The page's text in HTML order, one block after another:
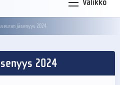
Valikko
jäsenyys 2024
2024